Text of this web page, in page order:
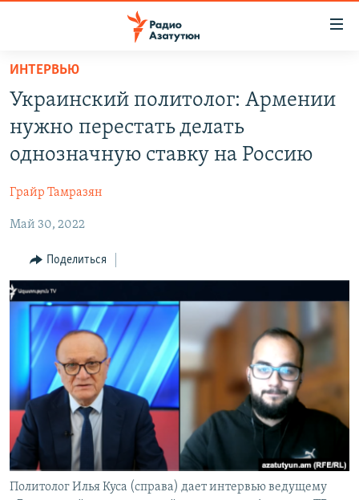
Перейти
основному
содержанию
Перейти
основной
навигации
Перейти
поиску
НОВОСТИ
ПОЛИТИКА
ЭКОНОМИКА
РЕГИОН
НАГОРНЫЙ КАРАБАХ
КУЛЬТУРА
СПОРТ
АРХИВ
Հայերեն
English
Русский
Все сайты Радио Азатутюн
ИНТЕРВЬЮ
Украинский политолог: Армении
нужно перестать делать
однозначную ставку на Россию
Грайр Тамразян
Май 30, 2022
Поделиться
Политолог Илья Куса (справа) дает интервью ведущему